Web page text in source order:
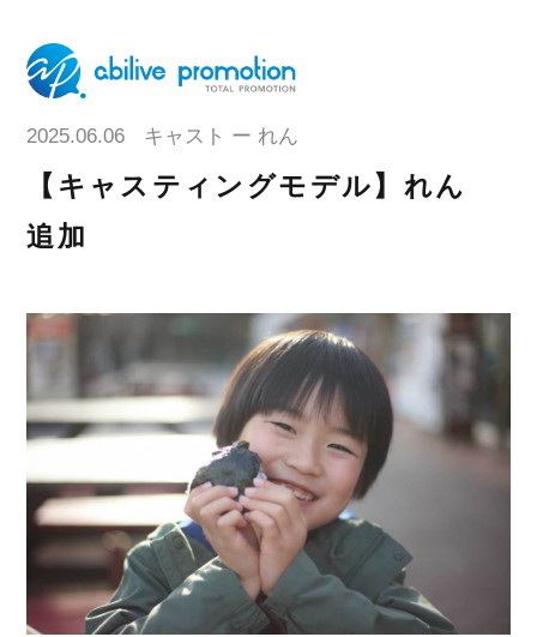
2025.06.06 キャスト ー れん
【キャスティングモデル】れん
追加